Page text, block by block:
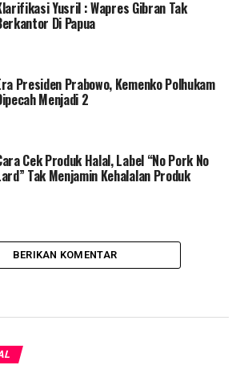
Yusril : Wapres Gibran Tak
Di Papua
Presiden Prabowo, Kemenko Polhukam
Menjadi 2
Cek Produk Halal, Label “No Pork No
Tak Menjamin Kehalalan Produk
BERIKAN KOMENTAR